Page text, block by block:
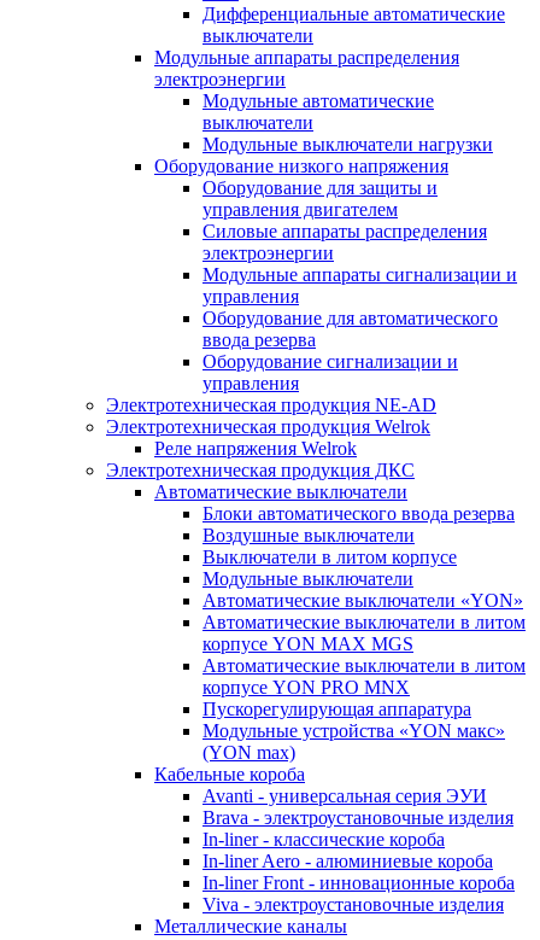
Дифференциальные автоматические
выключатели
Модульные аппараты распределения
электроэнергии
Модульные автоматические
выключатели
Модульные выключатели нагрузки
Оборудование низкого напряжения
Оборудование для защиты и
управления двигателем
Силовые аппараты распределения
электроэнергии
Модульные аппараты сигнализации и
управления
Оборудование для автоматического
ввода резерва
Оборудование сигнализации и
управления
Электротехническая продукция NE-AD
Электротехническая продукция Welrok
Реле напряжения Welrok
Электротехническая продукция ДКС
Автоматические выключатели
Блоки автоматического ввода резерва
Воздушные выключатели
Выключатели в литом корпусе
Модульные выключатели
Автоматические выключатели «YON»
Автоматические выключатели в литом
корпусе YON MAX MGS
Автоматические выключатели в литом
корпусе YON PRO MNX
Пускорегулирующая аппаратура
Модульные устройства «YON макс»
(YON max)
Кабельные короба
Avanti - универсальная серия ЭУИ
Brava - электроустановочные изделия
In-liner - классические короба
In-liner Aero - алюминиевые короба
In-liner Front - инновационные короба
Viva - электроустановочные изделия
Металлические каналы